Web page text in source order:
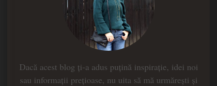
Dacă acest blog ți-a adus puțină inspirație, idei noi
sau informații prețioase, nu uita să mă urmărești și